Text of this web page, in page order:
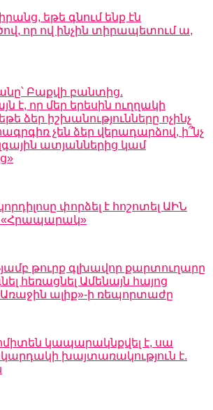
եթե գնում ենք էն
որ ով ինչին տիրապետում ա,
Բաքվի բանտից.
է, որ մեր երեսին ուղղակի
ձեր իշխանությունները ոչինչ
չեն ձեր վերադարձով, ի՞նչ
ատյաններից կամ
փորձել է հոշոտել ԱԻՆ
թուրք գլխավոր քարտուղարը
հեռացնել Ամենայն հայոց
ալիք»-ի ռեպորտաժը
կապարակնքվել է, սա
խայտառակություն է.